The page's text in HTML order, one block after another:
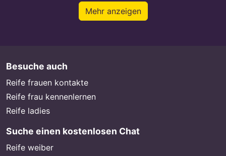
Mehr anzeigen
Besuche auch
Reife frauen kontakte
Reife frau kennenlernen
Reife ladies
Suche einen kostenlosen Chat
Reife weiber